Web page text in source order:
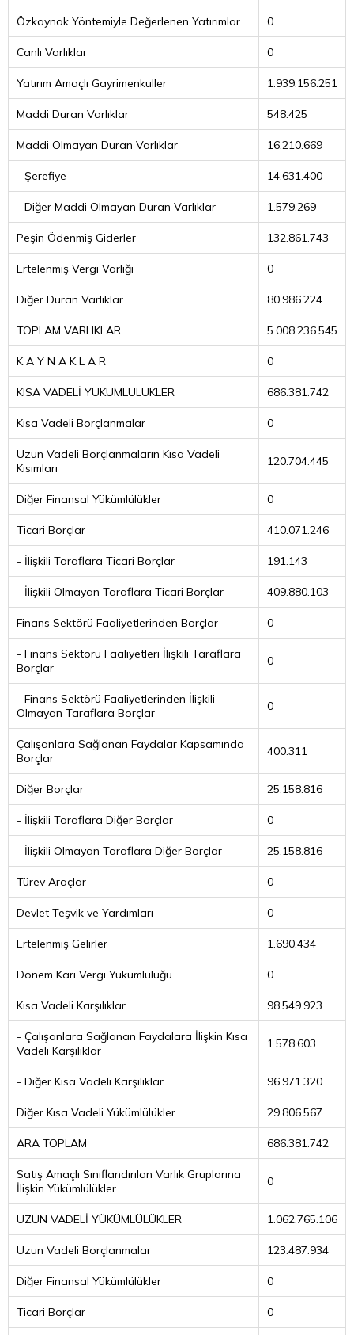
Özkaynak Yöntemiyle Değerlenen Yatırımlar 0
Canlı Varlıklar 0
Yatırım Amaçlı Gayrimenkuller 1.939.156.251
Maddi Duran Varlıklar 548.425
Maddi Olmayan Duran Varlıklar 16.210.669
- Şerefiye 14.631.400
- Diğer Maddi Olmayan Duran Varlıklar 1.579.269
Peşin Ödenmiş Giderler 132.861.743
Ertelenmiş Vergi Varlığı 0
Diğer Duran Varlıklar 80.986.224
TOPLAM VARLIKLAR 5.008.236.545
K A Y N A K L A R 0
KISA VADELİ YÜKÜMLÜLÜKLER 686.381.742
Kısa Vadeli Borçlanmalar 0
Uzun Vadeli Borçlanmaların Kısa Vadeli
Kısımları
120.704.445
Diğer Finansal Yükümlülükler 0
Ticari Borçlar 410.071.246
- İlişkili Taraflara Ticari Borçlar 191.143
- İlişkili Olmayan Taraflara Ticari Borçlar 409.880.103
Finans Sektörü Faaliyetlerinden Borçlar 0
- Finans Sektörü Faaliyetleri İlişkili Taraflara
Borçlar
0
- Finans Sektörü Faaliyetlerinden İlişkili
Olmayan Taraflara Borçlar
0
Çalışanlara Sağlanan Faydalar Kapsamında
Borçlar
400.311
Diğer Borçlar 25.158.816
- İlişkili Taraflara Diğer Borçlar 0
- İlişkili Olmayan Taraflara Diğer Borçlar 25.158.816
Türev Araçlar 0
Devlet Teşvik ve Yardımları 0
Ertelenmiş Gelirler 1.690.434
Dönem Karı Vergi Yükümlülüğü 0
Kısa Vadeli Karşılıklar 98.549.923
- Çalışanlara Sağlanan Faydalara İlişkin Kısa
Vadeli Karşılıklar
1.578.603
- Diğer Kısa Vadeli Karşılıklar 96.971.320
Diğer Kısa Vadeli Yükümlülükler 29.806.567
ARA TOPLAM 686.381.742
Satış Amaçlı Sınıflandırılan Varlık Gruplarına
İlişkin Yükümlülükler
0
UZUN VADELİ YÜKÜMLÜLÜKLER 1.062.765.106
Uzun Vadeli Borçlanmalar 123.487.934
Diğer Finansal Yükümlülükler 0
Ticari Borçlar 0